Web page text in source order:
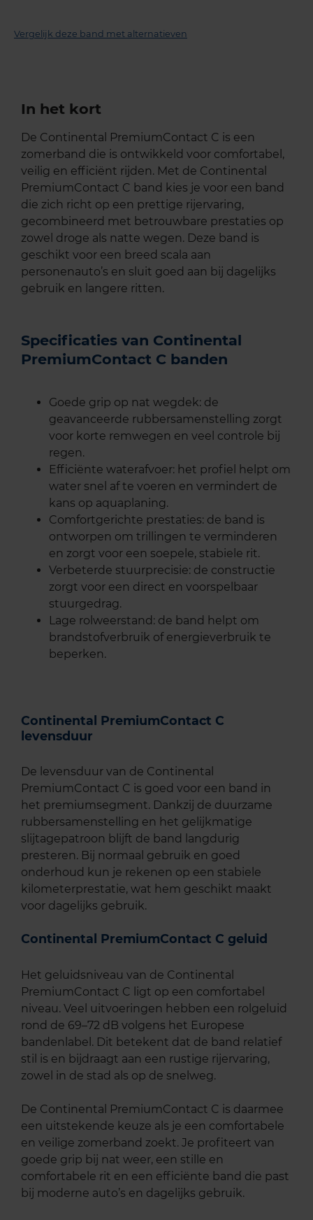
Vergelijk deze band met alternatieven
In het kort
De Continental PremiumContact C is een
zomerband die is ontwikkeld voor comfortabel,
veilig en efficiënt rijden. Met de Continental
PremiumContact C band kies je voor een band
die zich richt op een prettige rijervaring,
gecombineerd met betrouwbare prestaties op
zowel droge als natte wegen. Deze band is
geschikt voor een breed scala aan
personenauto’s en sluit goed aan bij dagelijks
gebruik en langere ritten.
Specificaties van Continental
PremiumContact C banden
Goede grip op nat wegdek: de
geavanceerde rubbersamenstelling zorgt
voor korte remwegen en veel controle bij
regen.
Efficiënte waterafvoer: het profiel helpt om
water snel af te voeren en vermindert de
kans op aquaplaning.
Comfortgerichte prestaties: de band is
ontworpen om trillingen te verminderen
en zorgt voor een soepele, stabiele rit.
Verbeterde stuurprecisie: de constructie
zorgt voor een direct en voorspelbaar
stuurgedrag.
Lage rolweerstand: de band helpt om
brandstofverbruik of energieverbruik te
beperken.
Continental PremiumContact C
levensduur
De levensduur van de Continental
PremiumContact C is goed voor een band in
het premiumsegment. Dankzij de duurzame
rubbersamenstelling en het gelijkmatige
slijtagepatroon blijft de band langdurig
presteren. Bij normaal gebruik en goed
onderhoud kun je rekenen op een stabiele
kilometerprestatie, wat hem geschikt maakt
voor dagelijks gebruik.
Continental PremiumContact C geluid
Het geluidsniveau van de Continental
PremiumContact C ligt op een comfortabel
niveau. Veel uitvoeringen hebben een rolgeluid
rond de 69–72 dB volgens het Europese
bandenlabel. Dit betekent dat de band relatief
stil is en bijdraagt aan een rustige rijervaring,
zowel in de stad als op de snelweg.
De Continental PremiumContact C is daarmee
een uitstekende keuze als je een comfortabele
en veilige zomerband zoekt. Je profiteert van
goede grip bij nat weer, een stille en
comfortabele rit en een efficiënte band die past
bij moderne auto’s en dagelijks gebruik.